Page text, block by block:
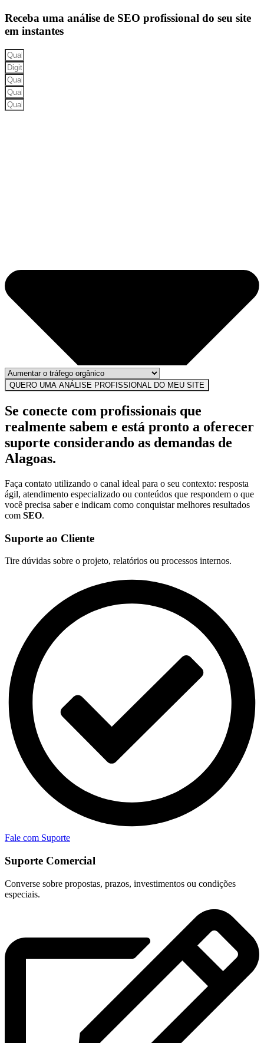
Receba uma análise de SEO profissional do seu site
em instantes
QUERO UMA ANÁLISE PROFISSIONAL DO MEU SITE
Se conecte com profissionais que
realmente sabem e está pronto a oferecer
suporte considerando as demandas de
Alagoas.
Faça contato utilizando o canal ideal para o seu contexto: resposta
ágil, atendimento especializado ou conteúdos que respondem o que
você precisa saber e indicam como conquistar melhores resultados
com SEO.
Suporte ao Cliente
Tire dúvidas sobre o projeto, relatórios ou processos internos.
Fale com Suporte
Suporte Comercial
Converse sobre propostas, prazos, investimentos ou condições
especiais.